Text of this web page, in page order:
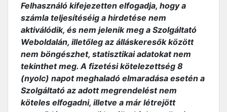
Felhasználó kifejezetten elfogadja, hogy a
számla teljesítéséig a hirdetése nem
aktiválódik, és nem jelenik meg a Szolgáltató
Weboldalán, illetőleg az álláskeresők között
nem böngészhet, statisztikai adatokat nem
tekinthet meg. A fizetési kötelezettség 8
(nyolc) napot meghaladó elmaradása esetén a
Szolgáltató az adott megrendelést nem
köteles elfogadni, illetve a már létrejött